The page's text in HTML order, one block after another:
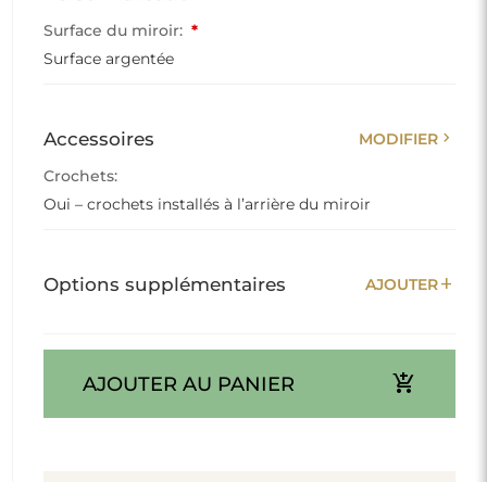
Surface du miroir: *
Surface argentée
Accessoires MODIFIER chevron_right
Crochets:
Oui – crochets installés à l’arrière du miroir
Options supplémentaires AJOUTERadd
AJOUTER AU PANIER add_shopping_cart